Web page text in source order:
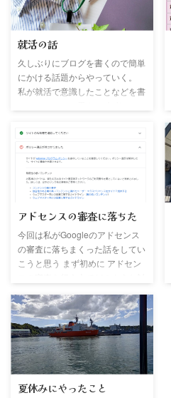
います 今回出かけた場所 今回は
以下の条件を満たす場所の映画館
ンズか競馬場に近い TOHOシネマ
ズの映画チケットを使いたい し
かしまさかの特別料金でチケット
などは使用できないとのこと な
BURGERS CAFE 新宿店 ...
就活の話
久しぶりにブログを書くので簡単
にかける話題からやっていく。
私が就活で意識したことなどを書
界の選び方 私はお金を稼ぐこと
が好きなので早く社会人になりた
いと考えてはいたのだが、具体的
に働きたい会社などはなかった。
別に働ければどこでもいいという
は好きなことや興味がある分野関
係の仕事をしたほうがいいのでは
ないかとユーチューバーみたいな
ことを言っていたが私は全くそう
アドセンスの審査に落ちた
今回は私がGoogleのアドセンス
の審査に落ちまくった話をしてい
こうと思う まず初めに アドセン
ったのでとりあえずネットで調べ
た とりあえずプライバシーポリ
シーとお問い合わせのページが必
要だと知ったのでとりあえず追加
した そうして何も考えないで審
査に申し込んだ 審査結果1回目 1
回目の審査は全然結果が出なかっ
夏休みにやったこと